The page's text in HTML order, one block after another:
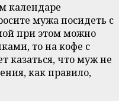
календаре
мужа посидеть с
при этом можно
то на кофе с
казаться, что муж не
как правило,